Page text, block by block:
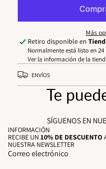
Más
Retiro disponible en
Normalmente está listo en 24
Ver la información de la
ENVÍOS
Te
SÍGUENOS EN
INFORMACIÓN
RECIBE UN 10% DE DESCUENTO
NUESTRA NEWSLETTER
Correo electrónico